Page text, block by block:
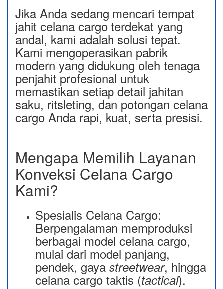
Jika Anda sedang mencari tempat
jahit celana cargo terdekat yang
andal, kami adalah solusi tepat.
Kami mengoperasikan pabrik
modern yang didukung oleh tenaga
penjahit profesional untuk
memastikan setiap detail jahitan
saku, ritsleting, dan potongan celana
cargo Anda rapi, kuat, serta presisi.
Mengapa Memilih Layanan
Konveksi Celana Cargo
Kami?
Spesialis Celana Cargo:
Berpengalaman memproduksi
berbagai model celana cargo,
mulai dari model panjang,
pendek, gaya streetwear, hingga
celana cargo taktis (tactical).